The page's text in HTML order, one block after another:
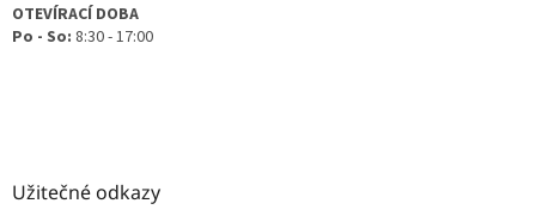
OTEVÍRACÍ DOBA
Po - So: 8:30 - 17:00
Užitečné odkazy